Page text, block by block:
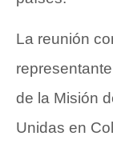
La reunión
de la Misión
Unidas en